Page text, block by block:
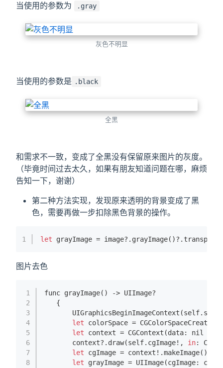
当使用的参数为 .gray
灰色不明显
当使用的参数是 .black
全黑
和需求不一致，变成了全黑没有保留原来图片的灰度。
（毕竟时间过去太久，如果有朋友知道问题在哪，麻烦
告知一下，谢谢）
第二种方法实现，发现原来透明的背景变成了黑
色，需要再做一步扣除黑色背景的操作。
1 let grayImage = image?.grayImage()
图片去色
1
2
3
4
5
6
7
8
func grayImage()
-> UIImage?
   {
UIGraphicsBeginImageContext(self. size
let colorSpace =
let context = CGContext(data: nil
       context?.draw(self.cgImage!,
in:
let cgImage = context!.makeImage()
let grayImage = UIImage(cgImage: